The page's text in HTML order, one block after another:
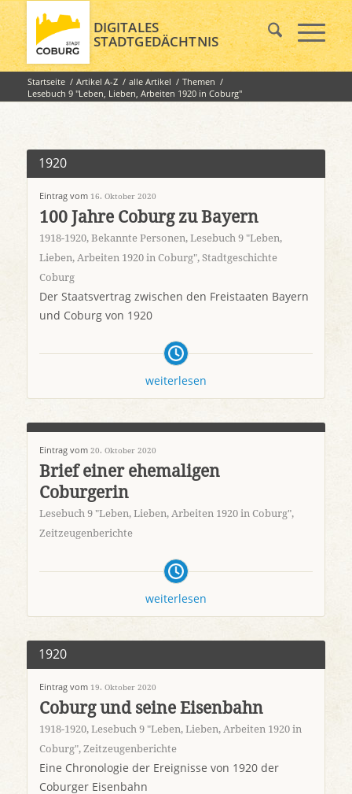
DIGITALES
STADTGEDÄCHTNIS
Startseite / Artikel A-Z / alle Artikel / Themen /
Lesebuch 9 "Leben, Lieben, Arbeiten 1920 in Coburg"
1920
Eintrag vom 16. Oktober 2020
100 Jahre Coburg zu Bayern
1918-1920, Bekannte Personen, Lesebuch 9 "Leben,
Lieben, Arbeiten 1920 in Coburg", Stadtgeschichte
Coburg
Der Staatsvertrag zwischen den Freistaaten Bayern
und Coburg von 1920
weiterlesen
Eintrag vom 20. Oktober 2020
Brief einer ehemaligen
Coburgerin
Lesebuch 9 "Leben, Lieben, Arbeiten 1920 in Coburg",
Zeitzeugenberichte
weiterlesen
1920
Eintrag vom 19. Oktober 2020
Coburg und seine Eisenbahn
1918-1920, Lesebuch 9 "Leben, Lieben, Arbeiten 1920 in
Coburg", Zeitzeugenberichte
Eine Chronologie der Ereignisse von 1920 der
Coburger Eisenbahn